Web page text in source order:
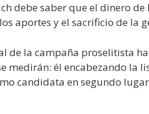
debe saber que el dinero
aportes y el sacrificio de la
de la campaña proselitista
medirán: él encabezando la
candidata en segundo